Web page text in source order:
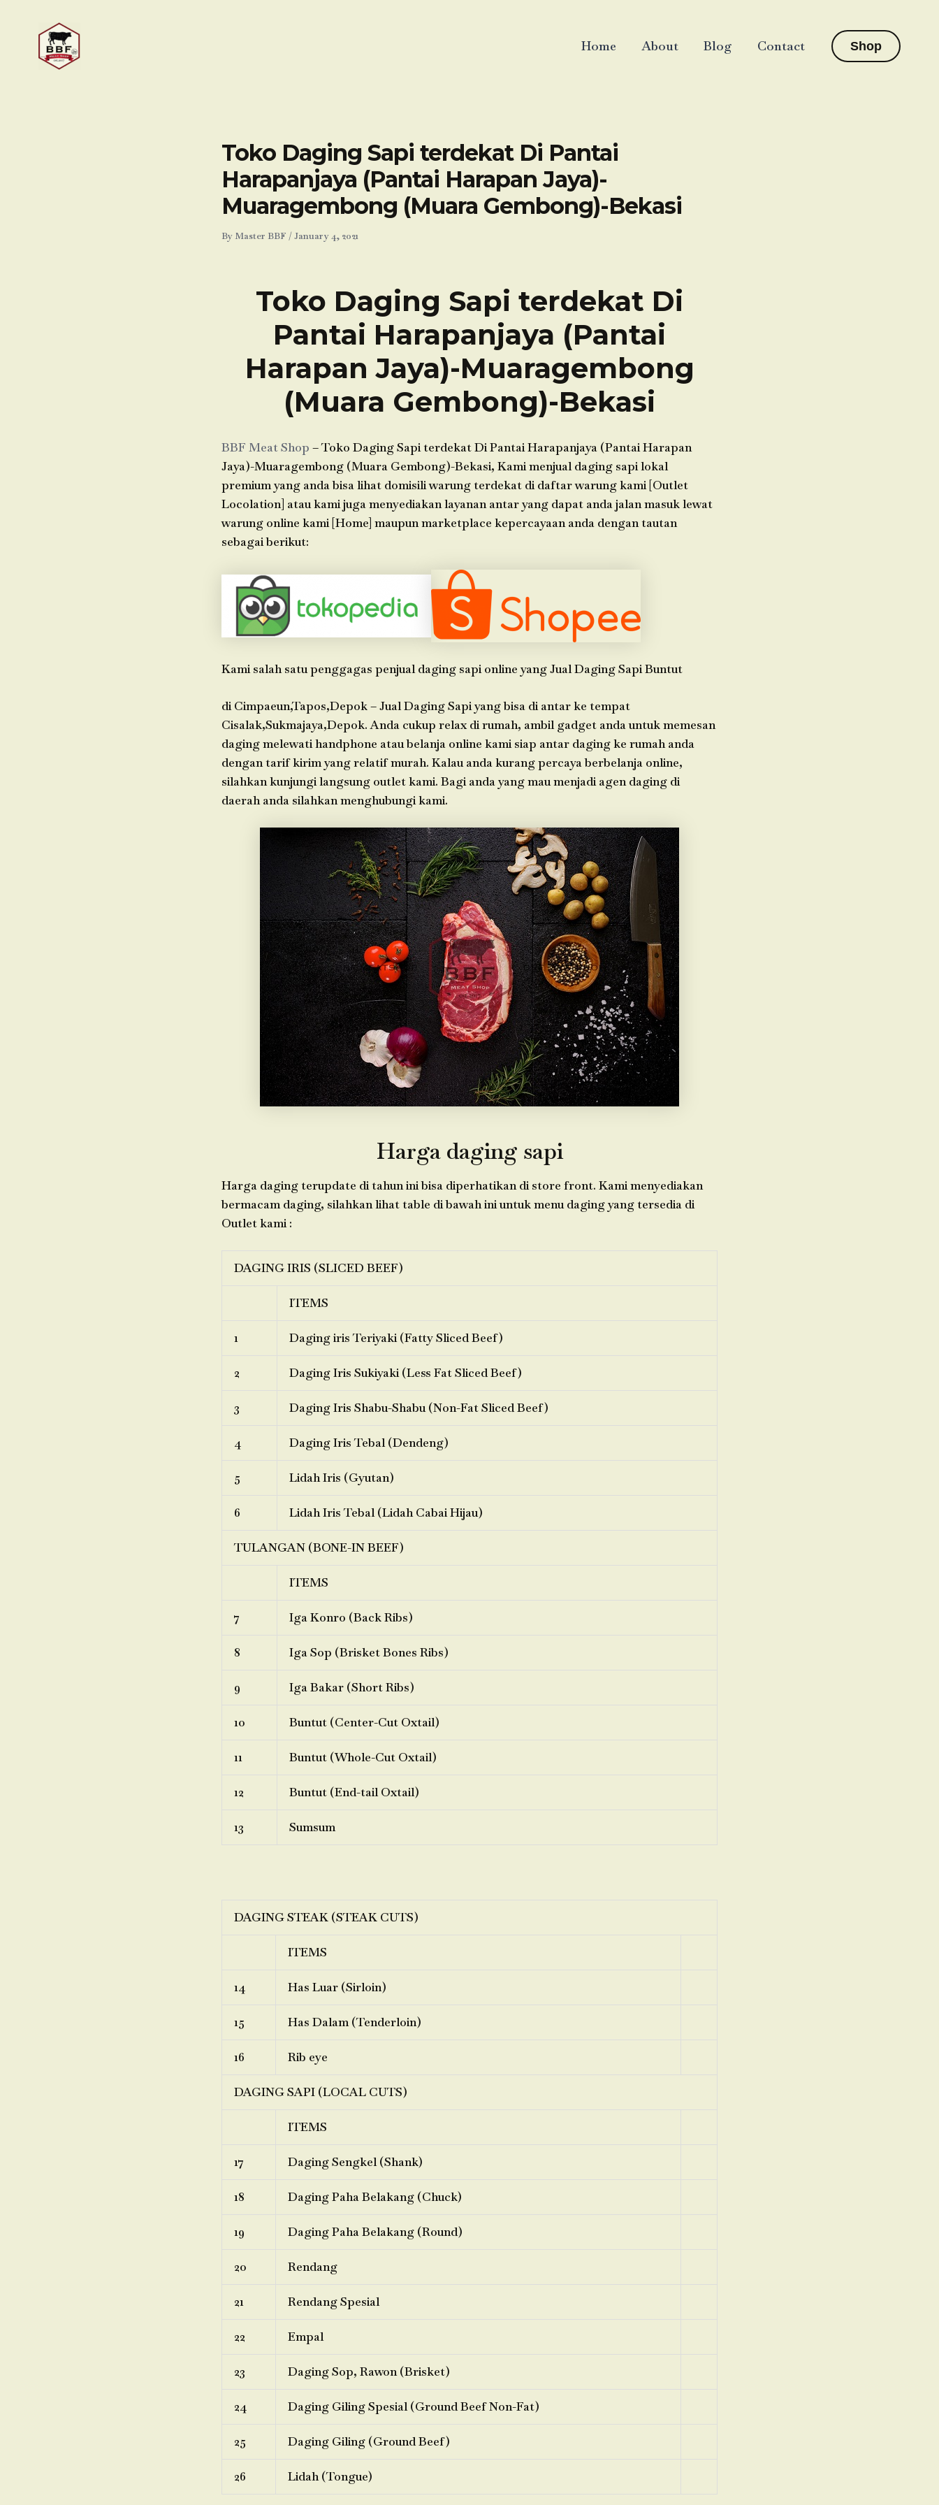
Home About Blog Contact Shop
Toko Daging Sapi terdekat Di Pantai
Harapanjaya (Pantai Harapan Jaya)-
Muaragembong (Muara Gembong)-Bekasi
By Master BBF /January 4, 2021
Toko Daging Sapi terdekat Di
Pantai Harapanjaya (Pantai
Harapan Jaya)-Muaragembong
(Muara Gembong)-Bekasi
BBF Meat Shop – Toko Daging Sapi terdekat Di Pantai Harapanjaya (Pantai Harapan
Jaya)-Muaragembong (Muara Gembong)-Bekasi, Kami menjual daging sapi lokal
premium yang anda bisa lihat domisili warung terdekat di daftar warung kami [Outlet
Locolation] atau kami juga menyediakan layanan antar yang dapat anda jalan masuk lewat
warung online kami [Home] maupun marketplace kepercayaan anda dengan tautan
sebagai berikut:
Kami salah satu penggagas penjual daging sapi online yang Jual Daging Sapi Buntut
di Cimpaeun,Tapos,Depok – Jual Daging Sapi yang bisa di antar ke tempat
Cisalak,Sukmajaya,Depok. Anda cukup relax di rumah, ambil gadget anda untuk memesan
daging melewati handphone atau belanja online kami siap antar daging ke rumah anda
dengan tarif kirim yang relatif murah. Kalau anda kurang percaya berbelanja online,
silahkan kunjungi langsung outlet kami. Bagi anda yang mau menjadi agen daging di
daerah anda silahkan menghubungi kami.
Harga daging sapi
Harga daging terupdate di tahun ini bisa diperhatikan di store front. Kami menyediakan
bermacam daging, silahkan lihat table di bawah ini untuk menu daging yang tersedia di
Outlet kami :
DAGING IRIS (SLICED BEEF)
ITEMS
1 Daging iris Teriyaki (Fatty Sliced Beef)
2 Daging Iris Sukiyaki (Less Fat Sliced Beef)
3 Daging Iris Shabu-Shabu (Non-Fat Sliced Beef)
4 Daging Iris Tebal (Dendeng)
5 Lidah Iris (Gyutan)
6 Lidah Iris Tebal (Lidah Cabai Hijau)
TULANGAN (BONE-IN BEEF)
ITEMS
7 Iga Konro (Back Ribs)
8 Iga Sop (Brisket Bones Ribs)
9 Iga Bakar (Short Ribs)
10 Buntut (Center-Cut Oxtail)
11 Buntut (Whole-Cut Oxtail)
12 Buntut (End-tail Oxtail)
13 Sumsum
DAGING STEAK (STEAK CUTS)
ITEMS
14 Has Luar (Sirloin)
15 Has Dalam (Tenderloin)
16 Rib eye
DAGING SAPI (LOCAL CUTS)
ITEMS
17 Daging Sengkel (Shank)
18 Daging Paha Belakang (Chuck)
19 Daging Paha Belakang (Round)
20 Rendang
21 Rendang Spesial
22 Empal
23 Daging Sop, Rawon (Brisket)
24 Daging Giling Spesial (Ground Beef Non-Fat)
25 Daging Giling (Ground Beef)
26 Lidah (Tongue)